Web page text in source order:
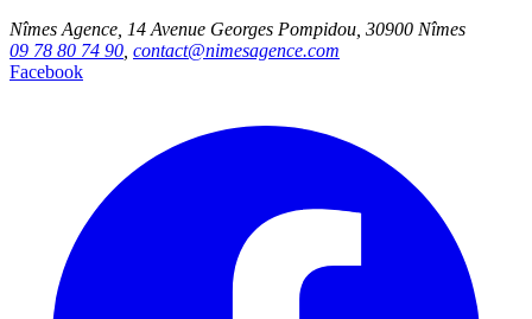
Nîmes Agence, 14 Avenue Georges Pompidou, 30900 Nîmes
09 78 80 74 90 contact@nimesagence.com
Facebook